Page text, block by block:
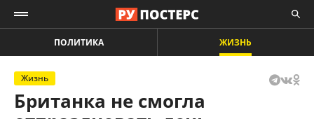
ПОЛИТИКА ЖИЗНЬ
Жизнь
Британка не смогла